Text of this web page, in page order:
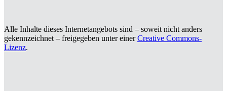
Alle Inhalte dieses Internetangebots sind – soweit nicht anders
gekennzeichnet – freigegeben unter einerCreative Commons-
Lizenz.